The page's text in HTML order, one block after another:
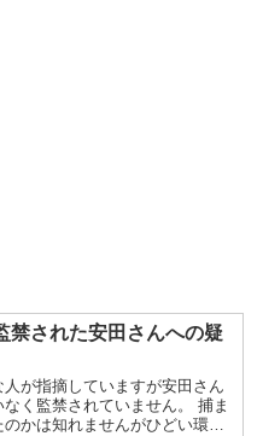
禁された安田さんへの疑
人が指摘していますが安田さん
なく監禁されていません。 捕ま
のかは知れませんがひどい環境